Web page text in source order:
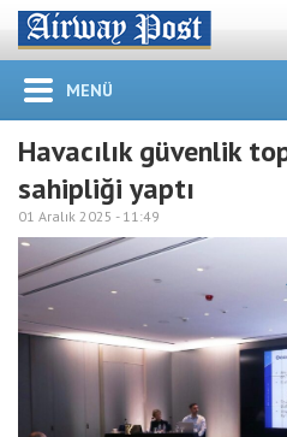
MENÜ
Havacılık güvenlik
sahipliği yaptı
01 Aralık 2025 - 11:49